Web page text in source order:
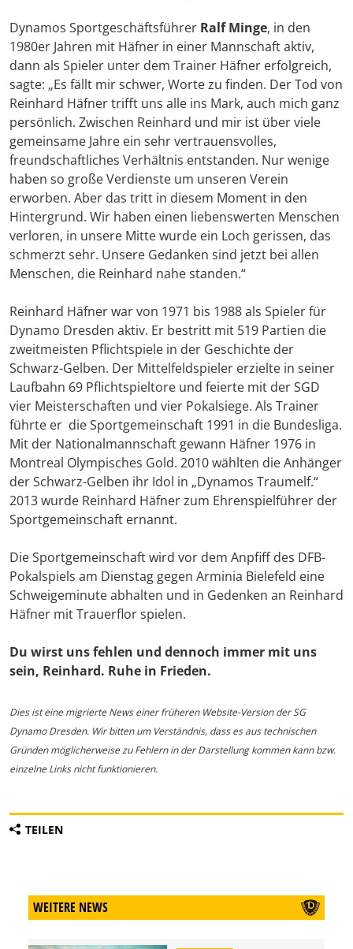
Dynamos Sportgeschäftsführer Ralf Minge, in den
1980er Jahren mit Häfner in einer Mannschaft aktiv,
dann als Spieler unter dem Trainer Häfner erfolgreich,
sagte: „Es fällt mir schwer, Worte zu finden. Der Tod von
Reinhard Häfner trifft uns alle ins Mark, auch mich ganz
persönlich. Zwischen Reinhard und mir ist über viele
gemeinsame Jahre ein sehr vertrauensvolles,
freundschaftliches Verhältnis entstanden. Nur wenige
haben so große Verdienste um unseren Verein
erworben. Aber das tritt in diesem Moment in den
Hintergrund. Wir haben einen liebenswerten Menschen
verloren, in unsere Mitte wurde ein Loch gerissen, das
schmerzt sehr. Unsere Gedanken sind jetzt bei allen
Menschen, die Reinhard nahe standen.“
Reinhard Häfner war von 1971 bis 1988 als Spieler für
Dynamo Dresden aktiv. Er bestritt mit 519 Partien die
zweitmeisten Pflichtspiele in der Geschichte der
Schwarz-Gelben. Der Mittelfeldspieler erzielte in seiner
Laufbahn 69 Pflichtspieltore und feierte mit der SGD
vier Meisterschaften und vier Pokalsiege. Als Trainer
führte er die Sportgemeinschaft 1991 in die Bundesliga.
Mit der Nationalmannschaft gewann Häfner 1976 in
Montreal Olympisches Gold. 2010 wählten die Anhänger
der Schwarz-Gelben ihr Idol in „Dynamos Traumelf.“
2013 wurde Reinhard Häfner zum Ehrenspielführer der
Sportgemeinschaft ernannt.
Die Sportgemeinschaft wird vor dem Anpfiff des DFB-
Pokalspiels am Dienstag gegen Arminia Bielefeld eine
Schweigeminute abhalten und in Gedenken an Reinhard
Häfner mit Trauerflor spielen.
Du wirst uns fehlen und dennoch immer mit uns
sein, Reinhard. Ruhe in Frieden.
Dies ist eine migrierte News einer früheren Website-Version der SG
Dynamo Dresden. Wir bitten um Verständnis, dass es aus technischen
Gründen möglicherweise zu Fehlern in der Darstellung kommen kann bzw.
einzelne Links nicht funktionieren.
TEILEN
WEITERE NEWS